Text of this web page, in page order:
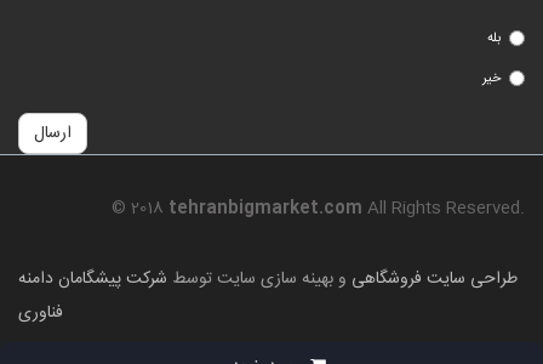
بله
خیر
ارسال
© 2018 tehranbigmarket.com All Rights Reserved.
طراحی سایت فروشگاهی و بهینه سازی سایت توسط شرکت پیشگامان دامنه
فناوری